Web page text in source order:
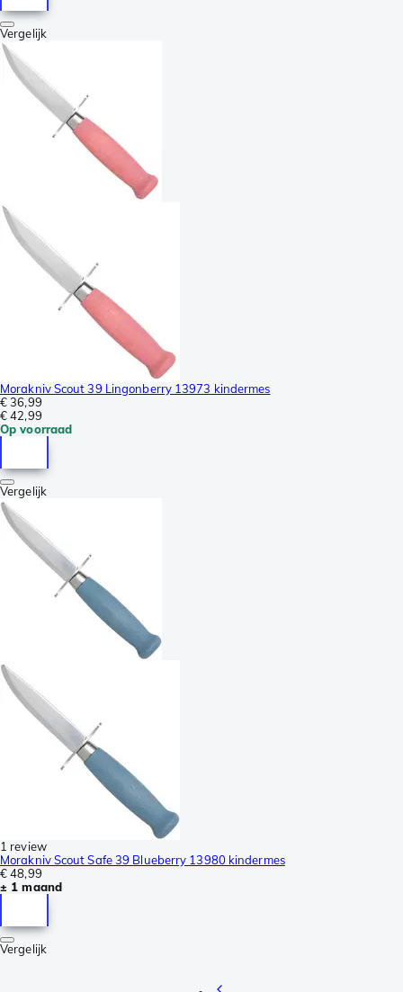
Vergelijk
Morakniv Scout 39 Lingonberry 13973 kindermes
€ 36,99
€ 42,99
Op voorraad
Vergelijk
1 review
Morakniv Scout Safe 39 Blueberry 13980 kindermes
€ 48,99
± 1 maand
Vergelijk